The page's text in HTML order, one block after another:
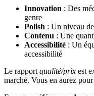
Innovation : Des
genre
Polish : Un niveau
Contenu : Une
Accessibilité : Un
accessibilité
Le rapport qualité/prix est
marché. Vous en aurez